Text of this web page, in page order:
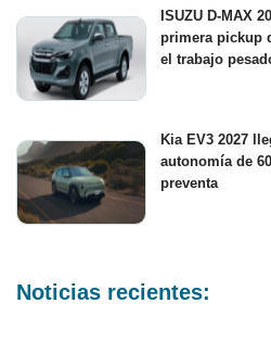
ISUZU D-MAX
primera pickup
el trabajo
Kia EV3 2027
autonomía de
preventa
Noticias recientes: